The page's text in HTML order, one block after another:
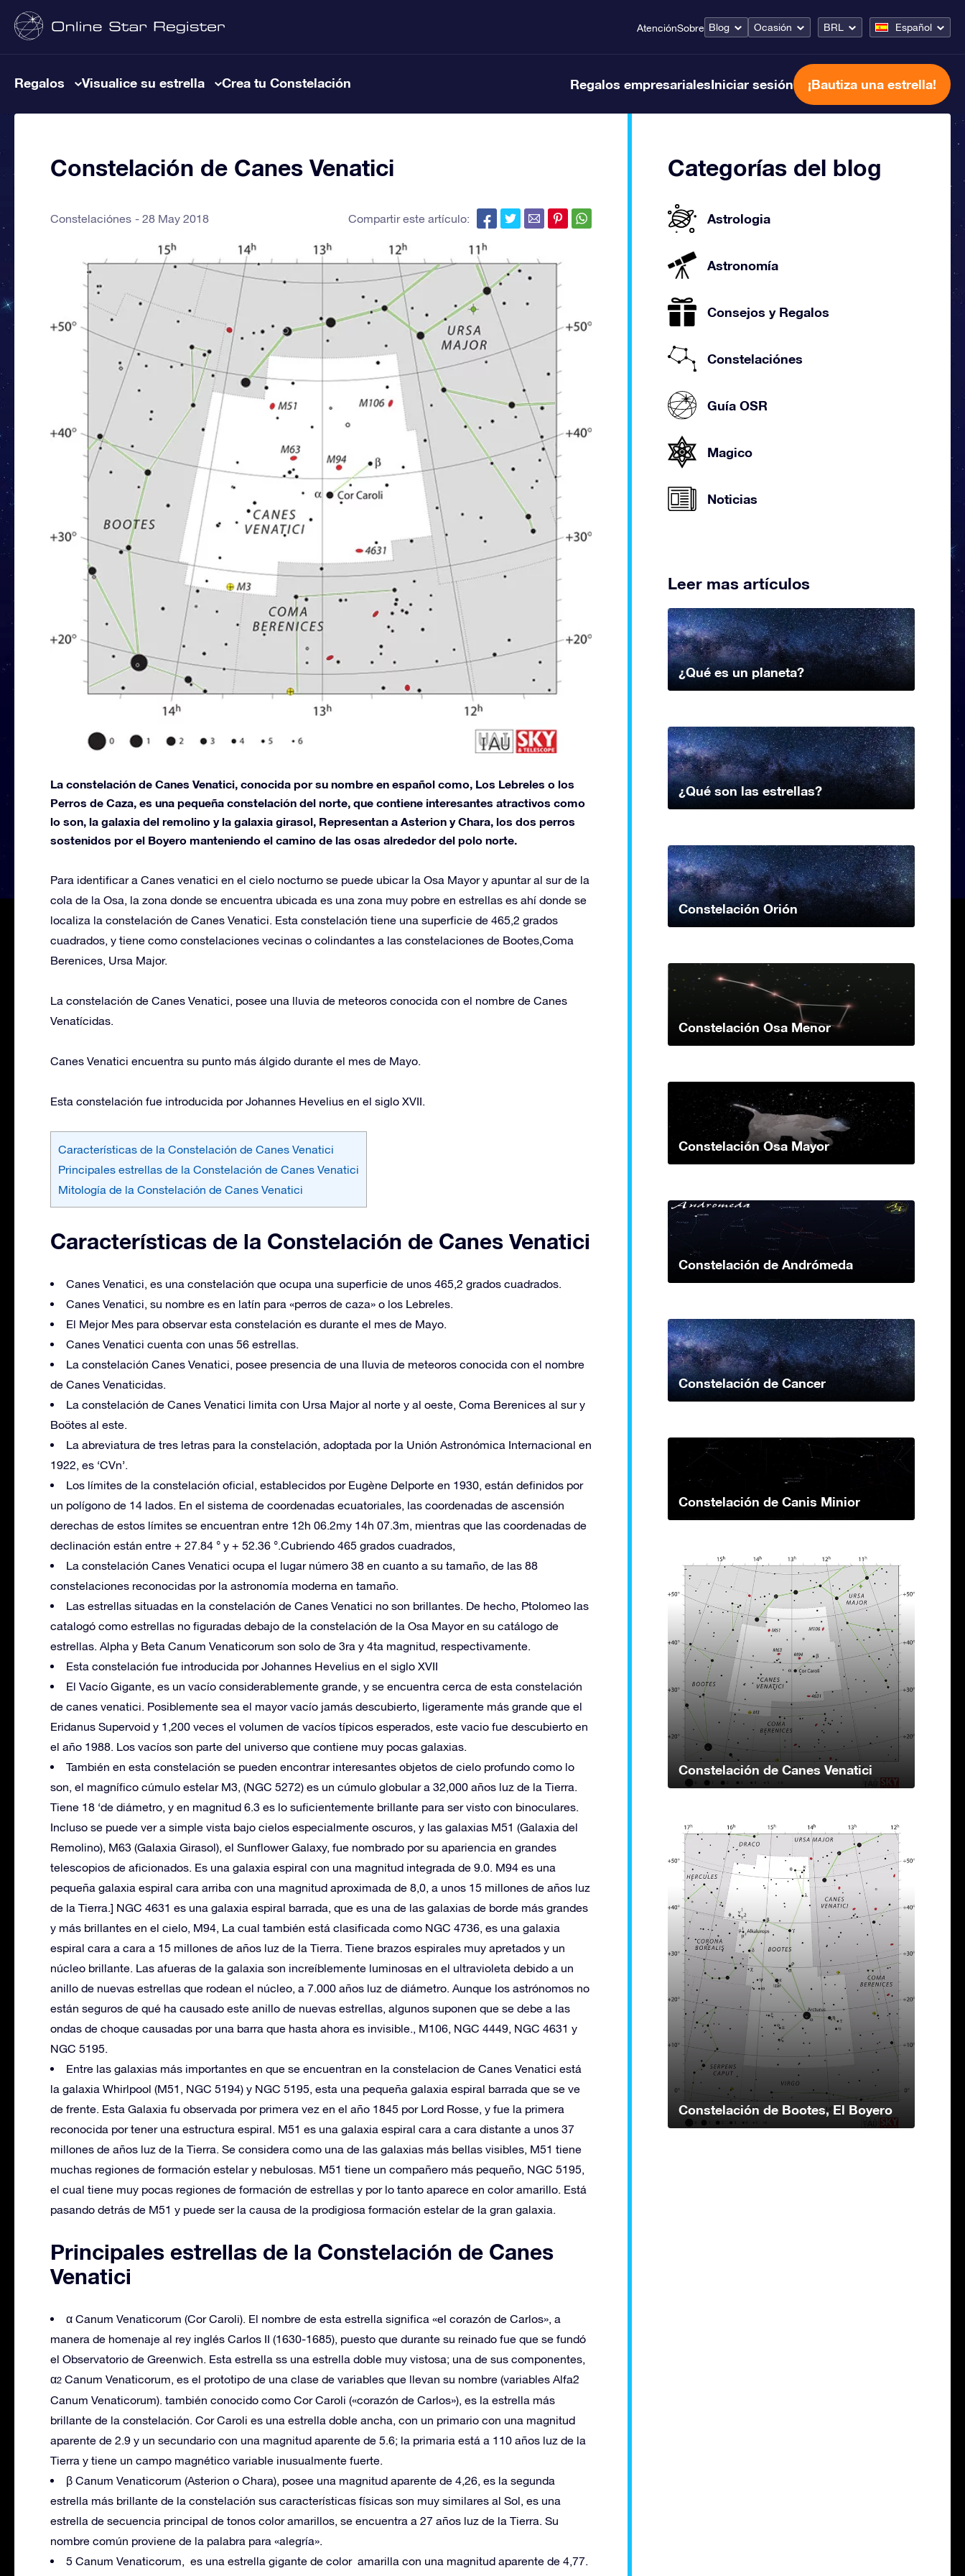
AtenciónSobre Blog Ocasión BRL Español
Regalos Visualice su estrella Crea tu Constelación Regalos empresarialesIniciar sesión ¡Bautiza una estrella!
Constelación de Canes Venatici
Constelaciónes 28 May 2018 Compartir este artículo:
La constelación de Canes Venatici, conocida por su nombre en español como, Los Lebreles o los
Perros de Caza, es una pequeña constelación del norte, que contiene interesantes atractivos como
lo son, la galaxia del remolino y la galaxia girasol, Representan a Asterion y Chara, los dos perros
sostenidos por el Boyero manteniendo el camino de las osas alrededor del polo norte.
Para identificar a Canes venatici en el cielo nocturno se puede ubicar la Osa Mayor y apuntar al sur de la
cola de la Osa, la zona donde se encuentra ubicada es una zona muy pobre en estrellas es ahí donde se
localiza la constelación de Canes Venatici. Esta constelación tiene una superficie de 465,2 grados
cuadrados, y tiene como constelaciones vecinas o colindantes a las constelaciones de Bootes,Coma
Berenices, Ursa Major.
La constelación de Canes Venatici, posee una lluvia de meteoros conocida con el nombre de Canes
Venatícidas.
Canes Venatici encuentra su punto más álgido durante el mes de Mayo.
Esta constelación fue introducida por Johannes Hevelius en el siglo XVII.
Características de la Constelación de Canes Venatici
Principales estrellas de la Constelación de Canes Venatici
Mitología de la Constelación de Canes Venatici
Características de la Constelación de Canes Venatici
Canes Venatici, es una constelación que ocupa una superficie de unos 465,2 grados cuadrados.
Canes Venatici, su nombre es en latín para «perros de caza» o los Lebreles.
El Mejor Mes para observar esta constelación es durante el mes de Mayo.
Canes Venatici cuenta con unas 56 estrellas.
La constelación Canes Venatici, posee presencia de una lluvia de meteoros conocida con el nombre
de Canes Venaticidas.
La constelación de Canes Venatici limita con Ursa Major al norte y al oeste, Coma Berenices al sur y
Boötes al este.
La abreviatura de tres letras para la constelación, adoptada por la Unión Astronómica Internacional en
1922, es ‘CVn’.
Los límites de la constelación oficial, establecidos por Eugène Delporte en 1930, están definidos por
un polígono de 14 lados. En el sistema de coordenadas ecuatoriales, las coordenadas de ascensión
derechas de estos límites se encuentran entre 12h 06.2my 14h 07.3m, mientras que las coordenadas de
declinación están entre + 27.84 ° y + 52.36 °.Cubriendo 465 grados cuadrados,
La constelación Canes Venatici ocupa el lugar número 38 en cuanto a su tamaño, de las 88
constelaciones reconocidas por la astronomía moderna en tamaño.
Las estrellas situadas en la constelación de Canes Venatici no son brillantes. De hecho, Ptolomeo las
catalogó como estrellas no figuradas debajo de la constelación de la Osa Mayor en su catálogo de
estrellas. Alpha y Beta Canum Venaticorum son solo de 3ra y 4ta magnitud, respectivamente.
Esta constelación fue introducida por Johannes Hevelius en el siglo XVII
El Vacío Gigante, es un vacío considerablemente grande, y se encuentra cerca de esta constelación
de canes venatici. Posiblemente sea el mayor vacío jamás descubierto, ligeramente más grande que el
Eridanus Supervoid y 1,200 veces el volumen de vacíos típicos esperados, este vacio fue descubierto en
el año 1988. Los vacíos son parte del universo que contiene muy pocas galaxias.
También en esta constelación se pueden encontrar interesantes objetos de cielo profundo como lo
son, el magnífico cúmulo estelar M3, (NGC 5272) es un cúmulo globular a 32,000 años luz de la Tierra.
Tiene 18 ‘de diámetro, y en magnitud 6.3 es lo suficientemente brillante para ser visto con binoculares.
Incluso se puede ver a simple vista bajo cielos especialmente oscuros, y las galaxias M51 (Galaxia del
Remolino), M63 (Galaxia Girasol), el Sunflower Galaxy, fue nombrado por su apariencia en grandes
telescopios de aficionados. Es una galaxia espiral con una magnitud integrada de 9.0. M94 es una
pequeña galaxia espiral cara arriba con una magnitud aproximada de 8,0, a unos 15 millones de años luz
de la Tierra.] NGC 4631 es una galaxia espiral barrada, que es una de las galaxias de borde más grandes
y más brillantes en el cielo, M94, La cual también está clasificada como NGC 4736, es una galaxia
espiral cara a cara a 15 millones de años luz de la Tierra. Tiene brazos espirales muy apretados y un
núcleo brillante. Las afueras de la galaxia son increíblemente luminosas en el ultravioleta debido a un
anillo de nuevas estrellas que rodean el núcleo, a 7.000 años luz de diámetro. Aunque los astrónomos no
están seguros de qué ha causado este anillo de nuevas estrellas, algunos suponen que se debe a las
ondas de choque causadas por una barra que hasta ahora es invisible., M106, NGC 4449, NGC 4631 y
NGC 5195.
Entre las galaxias más importantes en que se encuentran en la constelacion de Canes Venatici está
la galaxia Whirlpool (M51, NGC 5194) y NGC 5195, esta una pequeña galaxia espiral barrada que se ve
de frente. Esta Galaxia fu observada por primera vez en el año 1845 por Lord Rosse, y fue la primera
reconocida por tener una estructura espiral. M51 es una galaxia espiral cara a cara distante a unos 37
millones de años luz de la Tierra. Se considera como una de las galaxias más bellas visibles, M51 tiene
muchas regiones de formación estelar y nebulosas. M51 tiene un compañero más pequeño, NGC 5195,
el cual tiene muy pocas regiones de formación de estrellas y por lo tanto aparece en color amarillo. Está
pasando detrás de M51 y puede ser la causa de la prodigiosa formación estelar de la gran galaxia.
Principales estrellas de la Constelación de Canes
Venatici
α Canum Venaticorum (Cor Caroli). El nombre de esta estrella significa «el corazón de Carlos», a
manera de homenaje al rey inglés Carlos II (1630-1685), puesto que durante su reinado fue que se fundó
el Observatorio de Greenwich. Esta estrella ss una estrella doble muy vistosa; una de sus componentes,
α2 Canum Venaticorum, es el prototipo de una clase de variables que llevan su nombre (variables Alfa2
Canum Venaticorum). también conocido como Cor Caroli («corazón de Carlos»), es la estrella más
brillante de la constelación. Cor Caroli es una estrella doble ancha, con un primario con una magnitud
aparente de 2.9 y un secundario con una magnitud aparente de 5.6; la primaria está a 110 años luz de la
Tierra y tiene un campo magnético variable inusualmente fuerte.
β Canum Venaticorum (Asterion o Chara), posee una magnitud aparente de 4,26, es la segunda
estrella más brillante de la constelación sus características físicas son muy similares al Sol, es una
estrella de secuencia principal de tonos color amarillos, se encuentra a 27 años luz de la Tierra. Su
nombre común proviene de la palabra para «alegría».
5 Canum Venaticorum, es una estrella gigante de color amarilla con una magnitud aparente de 4,77.
Categorías del blog
Astrologia
Astronomía
Consejos y Regalos
Constelaciónes
Guía OSR
Magico
Noticias
Leer mas artículos
¿Qué es un planeta?
¿Qué son las estrellas?
Constelación Orión
Constelación Osa Menor
Constelación Osa Mayor
Constelación de Andrómeda
Constelación de Cancer
Constelación de Canis Minior
Constelación de Canes Venatici
Constelación de Bootes, El Boyero